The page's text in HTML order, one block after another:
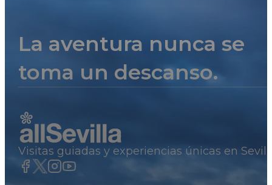
La aventura nunca se
toma un descanso.
Visitas guiadas y experiencias únicas en